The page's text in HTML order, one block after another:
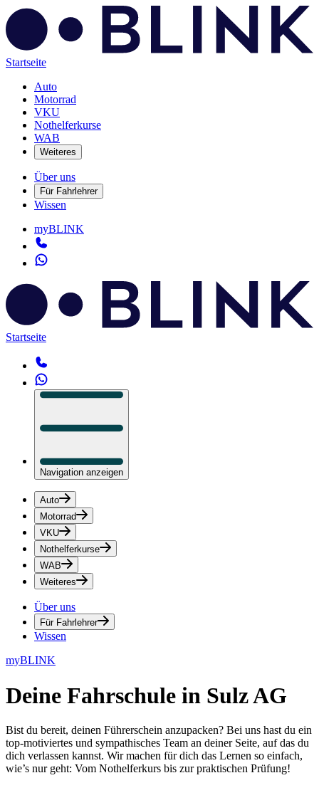
Startseite
Auto
Motorrad
VKU
Nothelferkurse
WAB
Weiteres
Über uns
Für Fahrlehrer
Wissen
myBLINK
Startseite
Navigation anzeigen
Auto
Motorrad
VKU
Nothelferkurse
WAB
Weiteres
Über uns
Für Fahrlehrer
Wissen
myBLINK
Deine Fahrschule in Sulz AG
Bist du bereit, deinen Führerschein anzupacken? Bei uns hast du ein
top-motiviertes und sympathisches Team an deiner Seite, auf das du
dich verlassen kannst. Wir machen für dich das Lernen so einfach,
wie’s nur geht: Vom Nothelferkurs bis zur praktischen Prüfung!